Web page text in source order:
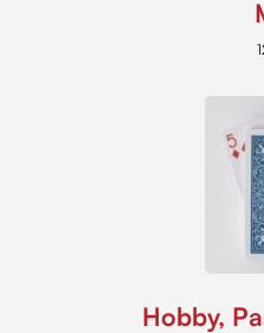
Hobby,